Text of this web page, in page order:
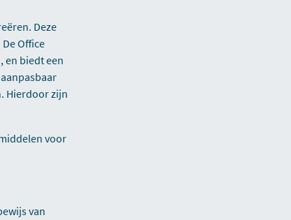
Deze
Office
en biedt een
Hierdoor zijn
voor
van